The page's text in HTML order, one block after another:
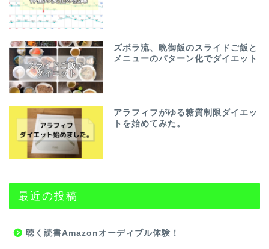
ズボラ流、晩御飯のスライドご飯と
メニューのパターン化でダイエット
アラフィフがゆる糖質制限ダイエッ
トを始めてみた。
最近の投稿
聴く読書Amazonオーディブル体験！